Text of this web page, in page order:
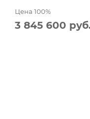
Цена 100%
3 845 600